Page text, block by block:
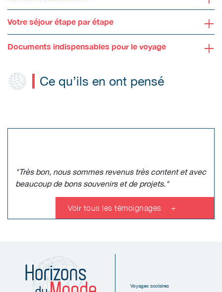
Votre séjour étape par étape +
Documents indispensables pour le voyage +
Ce qu’ils en ont pensé
"Très bon, nous sommes revenus très content et avec
beaucoup de bons souvenirs et de projets."
Voir tous les témoignages +
Voyages scolaires